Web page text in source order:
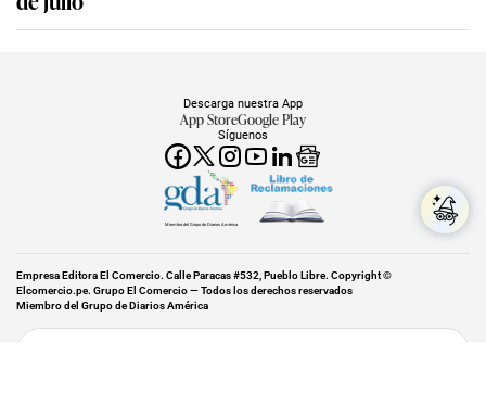
Síguenos
Descarga nuestra App
App StoreGoogle Play
Miembro del Grupo de Diarios América
Empresa Editora El Comercio. Calle Paracas #532, Pueblo Libre. Copyright ©
Elcomercio.pe. Grupo El Comercio — Todos los derechos reservados
Miembro del Grupo de Diarios América